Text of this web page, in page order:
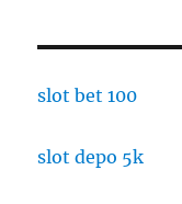
slot bet 100
slot depo 5k